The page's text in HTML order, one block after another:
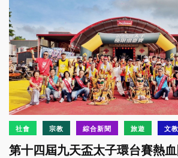
社會 宗教 綜合新聞 旅遊 文教
第十四屆九天盃太子環台賽熱